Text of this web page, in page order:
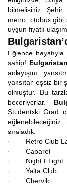
bilmelisiniz. Şehir
metro, otobüs gibi
uygun fiyatlı
Eğlence
sahip!
anlayışını
yansıtan eşsiz bir
olmuştur. Bu
beceriyorlar.
Studentski Grad
eğlenebileceğiniz
sıraladık.
· Retro Club
· Cabaret
· Night FLight
· Yalta Club
· Chervilo